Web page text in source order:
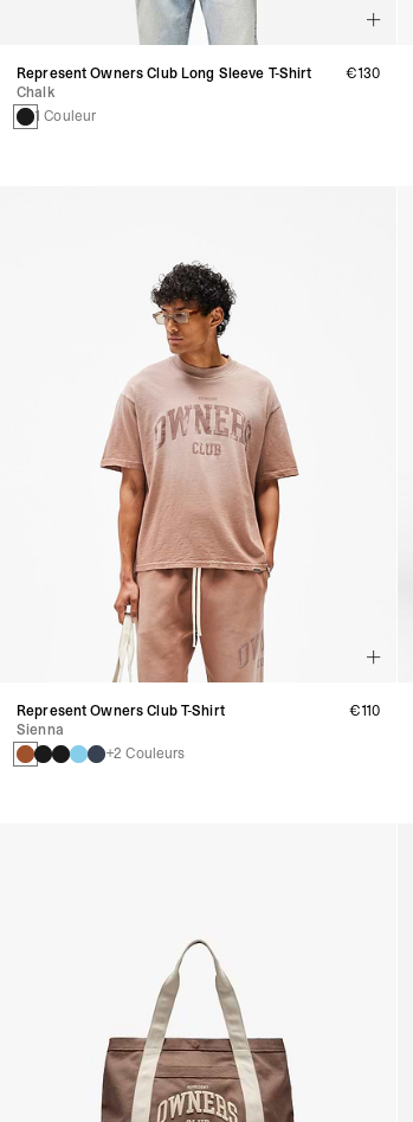
Represent Owners Club Long Sleeve T-Shirt
Chalk
1 Couleur
€130
Represent Owners Club T-Shirt
Sienna
+2 Couleurs
€110